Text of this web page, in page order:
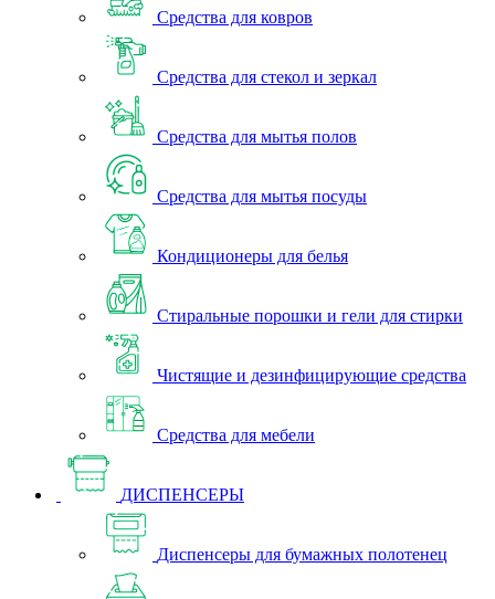
Средства для ковров
Средства для стекол и зеркал
Средства для мытья полов
Средства для мытья посуды
Кондиционеры для белья
Стиральные порошки и гели для стирки
Чистящие и дезинфицирующие средства
Средства для мебели
ДИСПЕНСЕРЫ
Диспенсеры для бумажных полотенец